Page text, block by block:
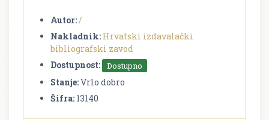
Autor:/
Nakladnik: Hrvatski izdavalački
bibliografski zavod
Dostupnost:
Dostupno
Stanje:Vrlo dobro
Šifra: 13140